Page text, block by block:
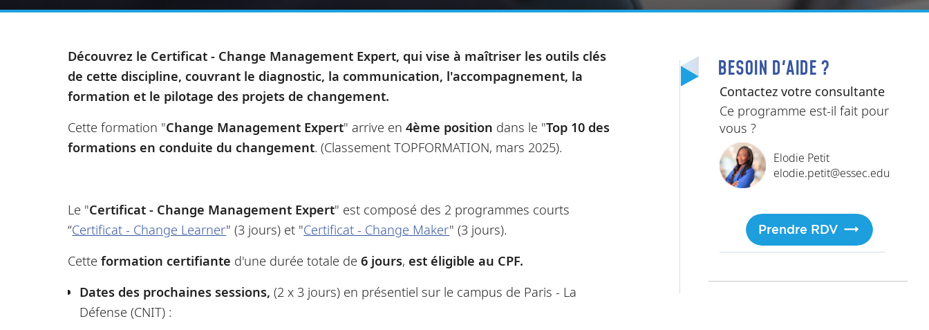
Découvrez le Certificat - Change Management Expert, qui vise à maîtriser les outils clés
de cette discipline, couvrant le diagnostic, la communication, l'accompagnement, la
formation et le pilotage des projets de changement.
Cette formation "Change Management Expert" arrive en4ème position dans le "Top 10 des
formations en conduite du changement. (Classement TOPFORMATION, mars 2025).
Le "Certificat - Change Management Expert" est composé des 2 programmes courts
“Certificat - Change Learner" (3 jours) et "Certificat - Change Maker" (3 jours).
Cetteformation certifiante d'une durée totale de6 jours, est éligible au CPF.
Dates des prochaines sessions,(2 x 3 jours) en présentiel sur le campus de Paris - La
Défense (CNIT) :
BESOIN D'AIDE ?
Contactez votre consultante
Ce programme est-il fait pour
vous ?
Elodie Petit
elodie.petit@essec.edu
Prendre RDV